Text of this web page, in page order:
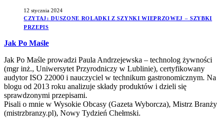
12 stycznia 2024
CZYTAJ : DUSZONE ROLADKI Z SZYNKI WIEPRZOWEJ – SZYBKI
PRZEPIS
Jak Po Maśle
Jak Po Maśle prowadzi Paula Andrzejewska – technolog żywności
(mgr inż., Uniwersytet Przyrodniczy w Lublinie), certyfikowany
audytor ISO 22000 i nauczyciel w technikum gastronomicznym. Na
blogu od 2013 roku analizuje składy produktów i dzieli się
sprawdzonymi przepisami.
Pisali o mnie w Wysokie Obcasy (Gazeta Wyborcza), Mistrz Branży
(mistrzbranzy.pl), Nowy Tydzień Chełmski.